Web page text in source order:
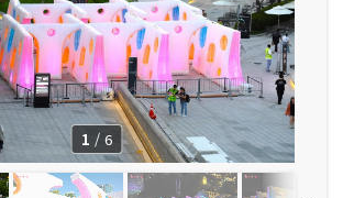
1 / 6